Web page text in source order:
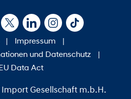
| Impressum
|
und Datenschutz
|
Data Act
Gesellschaft m.b.H.